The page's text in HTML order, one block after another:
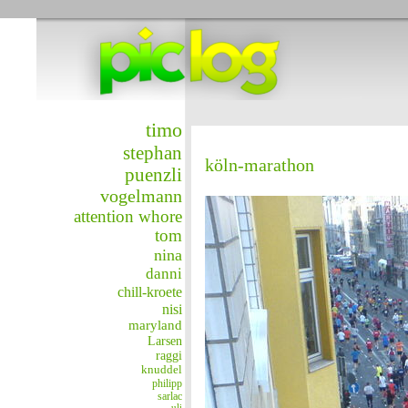
timo
stephan
puenzli
vogelmann
attention whore
tom
nina
danni
chill-kroete
nisi
maryland
Larsen
raggi
knuddel
philipp
sarlac
köln-marathon